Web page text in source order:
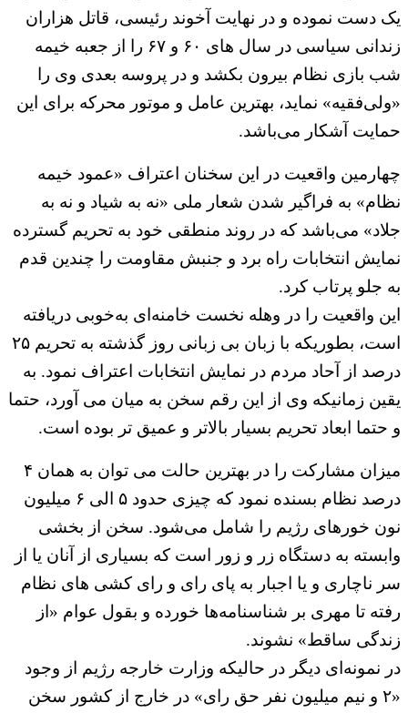
یک دست نموده و در نهایت آخوند رئیسی، قاتل هزاران
زندانی سیاسی در سال های ۶۰ و ۶۷ را از جعبه خیمه
شب بازی نظام بیرون بکشد و در پروسه بعدی وی را
«ولی‌فقیه» نماید، بهترین عامل و موتور محرکه برای این
حمایت آشکار می‌باشد.
چهارمین واقعیت در این سخنان اعتراف «عمود خیمه
نظام» به فراگیر شدن شعار ملی «نه به شیاد و نه به
جلاد» می‌باشد که در روند منطقی خود به تحریم گسترده
نمایش انتخابات راه برد و جنبش مقاومت را چندین قدم
به جلو پرتاب کرد.
این واقعیت را در وهله نخست خامنه‌ای به‌خوبی دریافته
است، بطوریکه با زبان بی زبانی روز گذشته به تحریم ۲۵
درصد از آحاد مردم در نمایش انتخابات اعتراف نمود. به
یقین زمانیکه وی از این رقم سخن به میان می آورد، حتما
و حتما ابعاد تحریم بسیار بالاتر و عمیق تر بوده است.
میزان مشارکت را در بهترین حالت می توان به همان ۴
درصد نظام بسنده نمود که چیزی حدود ۵ الی ۶ میلیون
نون خورهای رژیم را شامل می‌شود. سخن از بخشی
وابسته به دستگاه زر و زور است که بسیاری از آنان یا از
سر ناچاری و یا اجبار به پای رای و رای کشی های نظام
رفته تا مهری بر شناسنامه‌ها خورده و بقول عوام «از
زندگی ساقط» نشوند.
در نمونه‌ای دیگر در حالیکه وزارت خارجه رژیم از وجود
«۲ و نیم میلیون نفر حق رای» در خارج از کشور سخن